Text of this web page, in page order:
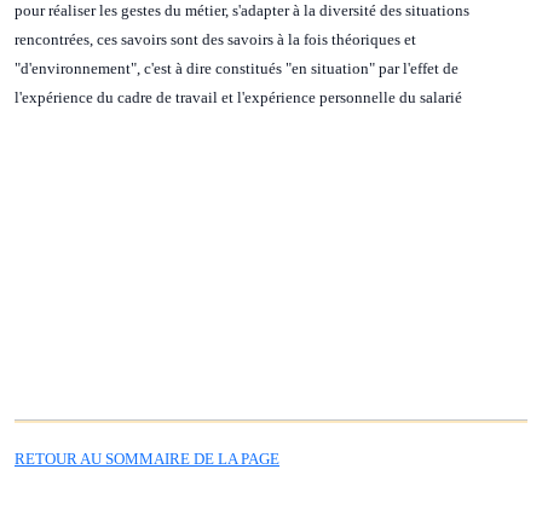
pour réaliser les gestes du métier, s'adapter à la diversité des situations
rencontrées, ces savoirs sont des savoirs à la fois théoriques et
"d'environnement", c'est à dire constitués "en situation" par l'effet de
l'expérience du cadre de travail et l'expérience personnelle du salarié
RETOUR AU SOMMAIRE DE LA PAGE